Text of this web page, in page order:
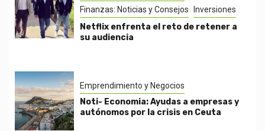
Finanzas: Noticias y Consejos Inversiones
Netflix enfrenta el reto de retener a
su audiencia
Emprendimiento y Negocios
Noti- Economia: Ayudas a empresas y
autónomos por la crisis en Ceuta